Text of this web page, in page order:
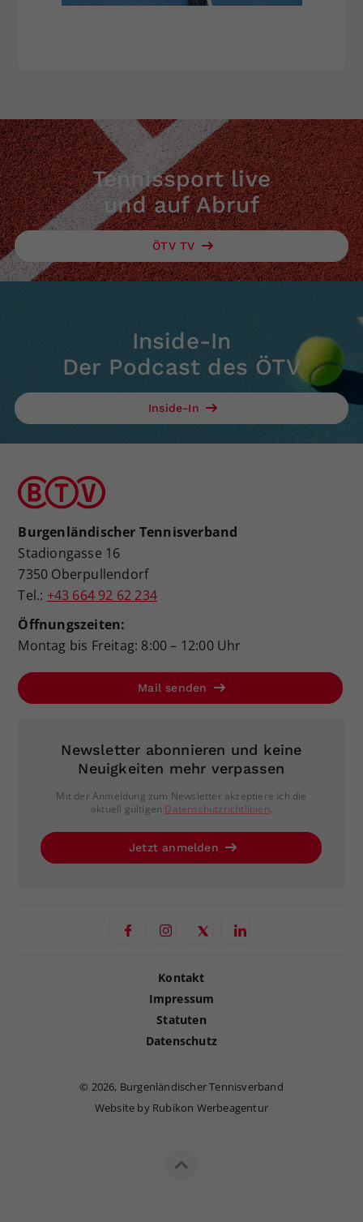
Tennissport live
und auf Abruf
ÖTV TV
Inside-In
Der Podcast des ÖTV
Inside-In
Burgenländischer Tennisverband
Stadiongasse 16
7350 Oberpullendorf
Tel.: +43 664 92 62 234
Öffnungszeiten:
Montag bis Freitag: 8:00 – 12:00 Uhr
Mail senden
Newsletter abonnieren und keine
Neuigkeiten mehr verpassen
Mit der Anmeldung zum Newsletter akzeptiere ich die
aktuell gültigen Datenschutzrichtlinien.
Jetzt anmelden
Kontakt
Impressum
Statuten
Datenschutz
© 2026, Burgenländischer Tennisverband
Website by Rubikon Werbeagentur